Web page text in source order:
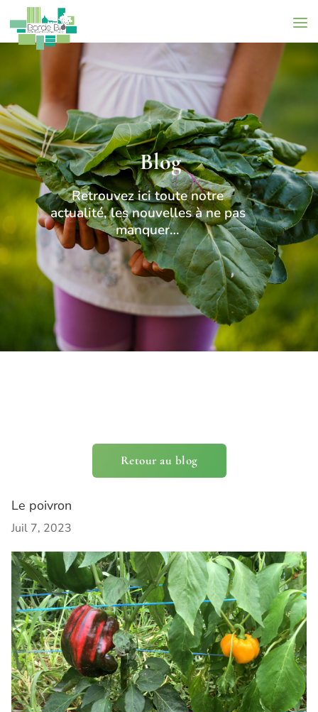
Blog
Retrouvez ici toute notre
actualité, les nouvelles à ne pas
manquer…
Retour au blog
Le poivron
Juil 7, 2023